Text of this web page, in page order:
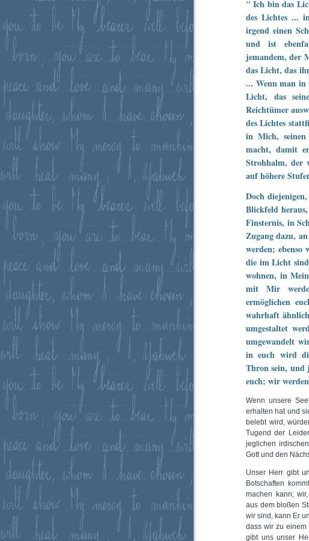
" Ich bin das
des Lichtes ...
irgend einen
und ist
jemandem, der
das Licht, das
... Wenn man
Licht, das
Reichtümer
des Lichtes
in Mich, seinen
macht, damit
Strohhalm, der
auf höhere
Doch
Blickfeld
Finsternis, in
Zugang dazu,
werden; ebenso
die im Licht
wohnen, in
mit Mir
ermöglichen
wahrhaft
umgestaltet
umgewandelt
in euch wird
Thron sein, und
euch; wir
Wenn unsere
erhalten hat und
belebt wird,
Tugend der
jeglichen
Gott und den
Unser Herr gibt
Botschaften
machen kann;
aus dem bloßen
wir sind, kann Er
dass wir zu einem
gibt uns unser